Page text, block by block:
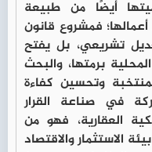
أيضًا من طبيعة
فمشروع قانون
تشريعي، بل يفتح
برمتها، والبحث
وتحسين كفاءة
في صناعة القرار
العقارية، فهو من
الاستثمار والاقتصاد